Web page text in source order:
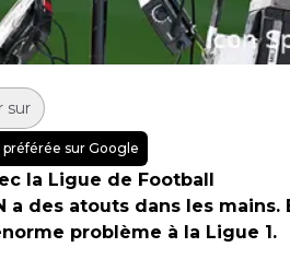
sur
sur Google
la Ligue de Football
a des atouts dans les mains.
problème à la Ligue 1.